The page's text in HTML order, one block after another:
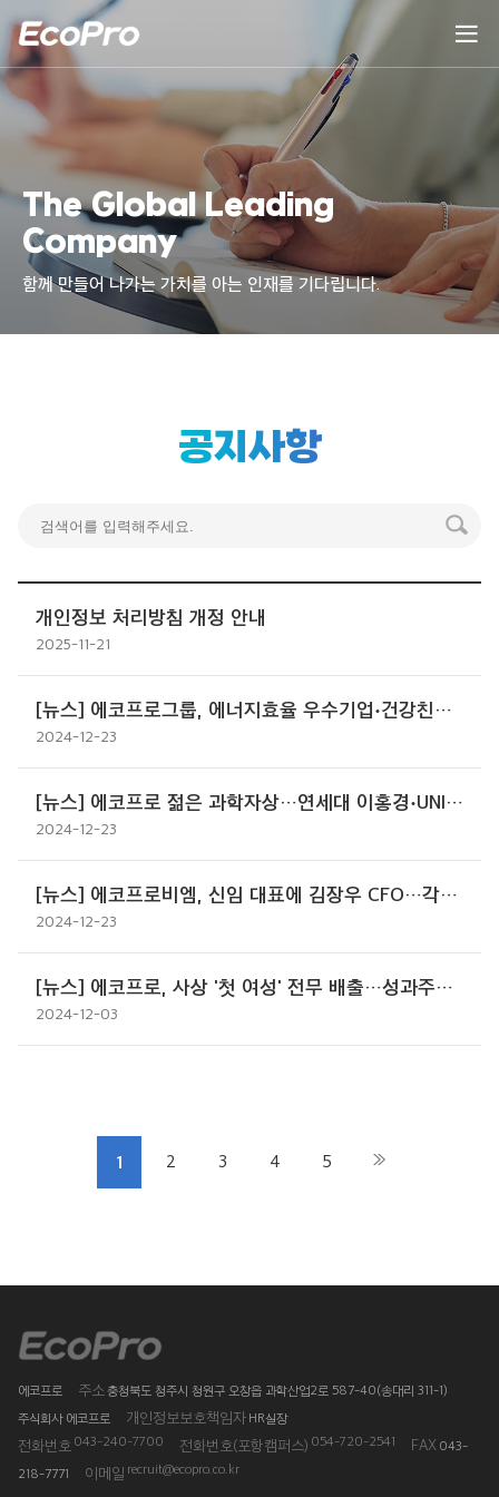
The Global Leading
Company
함께 만들어 나가는 가치를 아는 인재를 기다립니다.
공지사항
개인정보 처리방침 개정 안내
2025-11-21
[뉴스] 에코프로그룹, 에너지효율 우수기업·건강친화기업 인증 잇따라
2024-12-23
[뉴스] 에코프로 젊은 과학자상…연세대 이홍경·UNIST 심교승 교수
2024-12-23
[뉴스] 에코프로비엠, 신임 대표에 김장우 CFO…각자대표 체제 전환
2024-12-23
[뉴스] 에코프로, 사상 '첫 여성' 전무 배출…성과주의 원칙 강화
2024-12-03
1 2 3 4 5
에코프로 주소 충청북도 청주시 청원구 오창읍 과학산업2로 587-40(송대리 311-1)
주식회사 에코프로
개인정보보호책임자 HR실장
전화번호 043-240-7700 전화번호(포항캠퍼스) 054-720-2541 FAX 043-
218-7771
이메일 recruit@ecopro.co.kr